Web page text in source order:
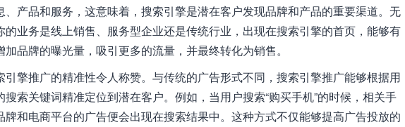
、产品和服务，这意味着，搜索引擎是潜在客户发现品牌和产品的重要渠道。无
的业务是线上销售、服务型企业还是传统行业，出现在搜索引擎的首页，能够有
加品牌的曝光量，吸引更多的流量，并最终转化为销售。
引擎推广的精准性令人称赞。与传统的广告形式不同，搜索引擎推广能够根据用
搜索关键词精准定位到潜在客户。例如，当用户搜索“购买手机”的时候，相关手
牌和电商平台的广告便会出现在搜索结果中。这种方式不仅能够提高广告投放的